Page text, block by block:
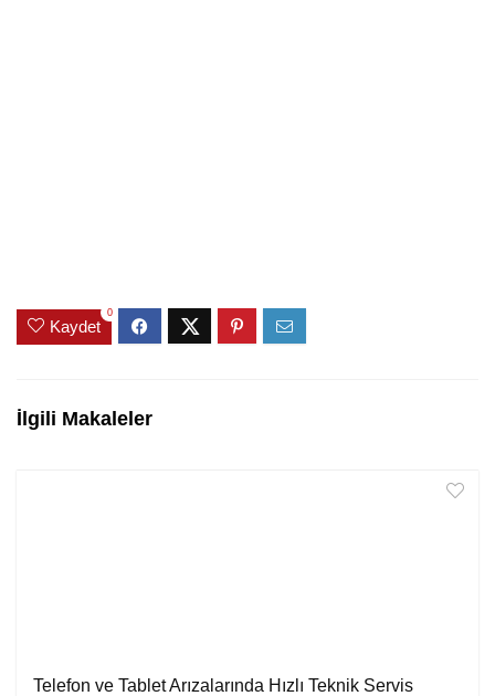
Kaydet
0
İlgili Makaleler
Telefon ve Tablet Arızalarında Hızlı Teknik Servis